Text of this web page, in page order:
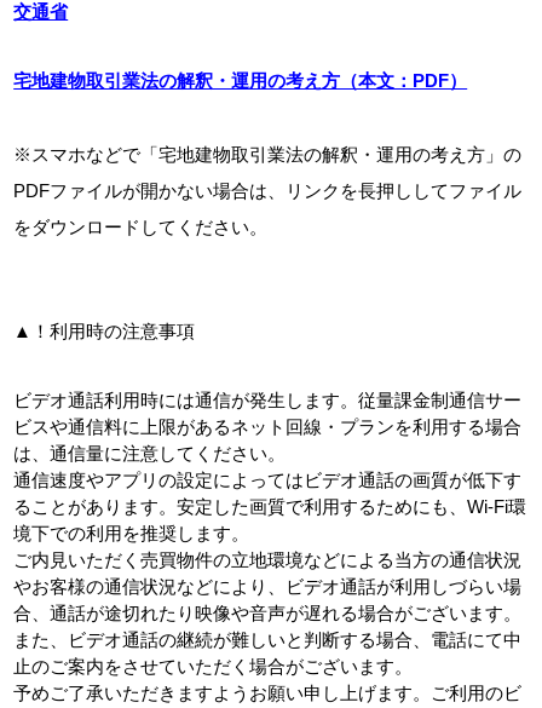
交通省
宅地建物取引業法の解釈・運用の考え方（本文：PDF）
※スマホなどで「宅地建物取引業法の解釈・運用の考え方」の
PDFファイルが開かない場合は、リンクを長押ししてファイル
をダウンロードしてください。
▲！利用時の注意事項
ビデオ通話利用時には通信が発生します。従量課金制通信サー
ビスや通信料に上限があるネット回線・プランを利用する場合
は、通信量に注意してください。
通信速度やアプリの設定によってはビデオ通話の画質が低下す
ることがあります。安定した画質で利用するためにも、Wi-Fi環
境下での利用を推奨します。
ご内見いただく売買物件の立地環境などによる当方の通信状況
やお客様の通信状況などにより、ビデオ通話が利用しづらい場
合、通話が途切れたり映像や音声が遅れる場合がございます。
また、ビデオ通話の継続が難しいと判断する場合、電話にて中
止のご案内をさせていただく場合がございます。
予めご了承いただきますようお願い申し上げます。ご利用のビ